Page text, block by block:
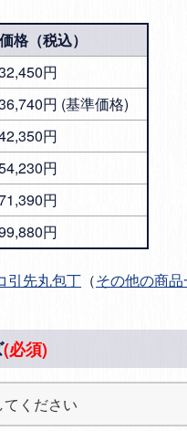
価格（税込）
円
円 (基準価格)
円
円
円
円
引先丸包丁 （その他の商品
(必須)